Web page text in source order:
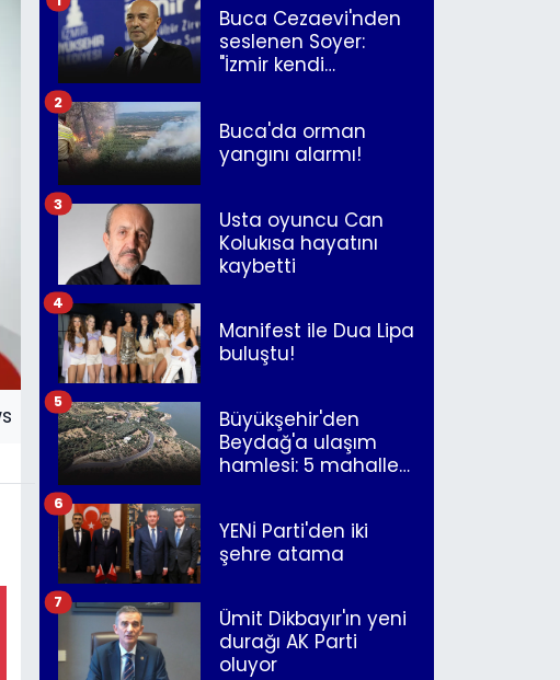
Buca Cezaevi'nden
seslenen Soyer:
"İzmir kendi
Buca'da orman
yangını alarmı!
2
Usta oyuncu Can
Kolukısa hayatını
kaybetti
3
Manifest ile Dua Lipa
buluştu!
4
Büyükşehir'den
Beydağ'a ulaşım
hamlesi: 5 mahalle
5
YENİ Parti'den iki
şehre atama
6
Ümit Dikbayır'ın yeni
durağı AK Parti
oluyor
7